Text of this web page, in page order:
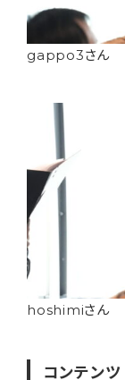
gappo3さん
hoshimiさん
コンテンツ